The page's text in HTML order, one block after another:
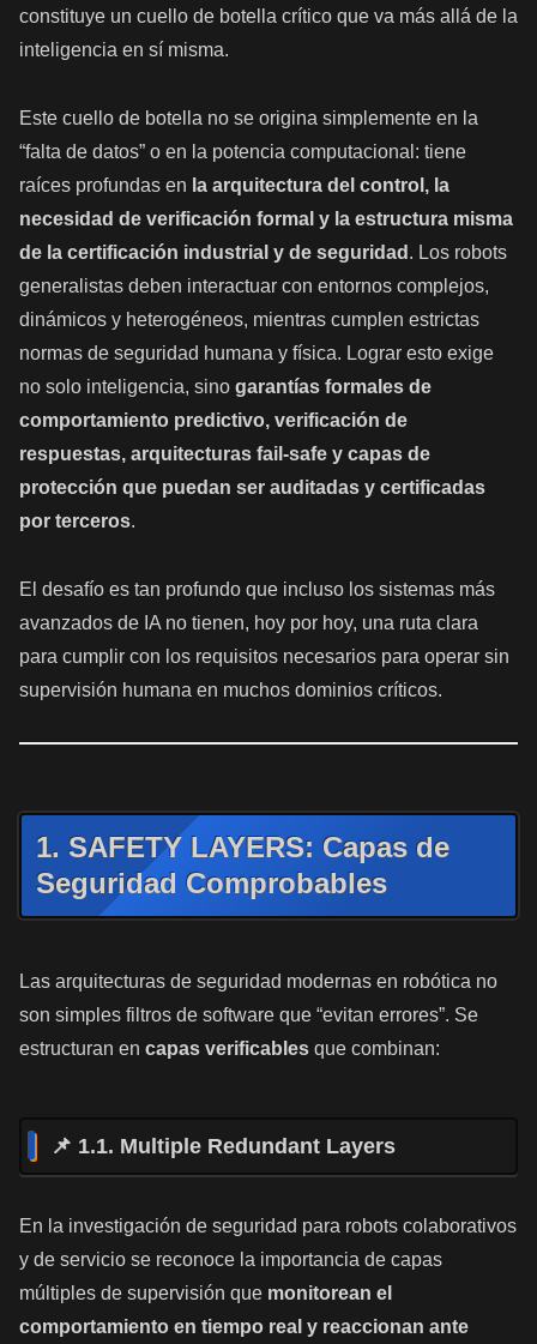
constituye un cuello de botella crítico que va más allá de la
inteligencia en sí misma.
Este cuello de botella no se origina simplemente en la
“falta de datos” o en la potencia computacional: tiene
raíces profundas en la arquitectura del control, la
necesidad de verificación formal y la estructura misma
de la certificación industrial y de seguridad . Los robots
generalistas deben interactuar con entornos complejos,
dinámicos y heterogéneos, mientras cumplen estrictas
normas de seguridad humana y física. Lograr esto exige
no solo inteligencia, sino garantías formales de
comportamiento predictivo, verificación de
respuestas, arquitecturas fail-safe y capas de
protección que puedan ser auditadas y certificadas
por terceros.
El desafío es tan profundo que incluso los sistemas más
avanzados de IA no tienen, hoy por hoy, una ruta clara
para cumplir con los requisitos necesarios para operar sin
supervisión humana en muchos dominios críticos.
1. SAFETY LAYERS: Capas de
Seguridad Comprobables
Las arquitecturas de seguridad modernas en robótica no
son simples filtros de software que “evitan errores”. Se
estructuran en capas verificables que combinan:
📌 1.1. Multiple Redundant Layers
En la investigación de seguridad para robots colaborativos
y de servicio se reconoce la importancia de capas
múltiples de supervisión que monitorean el
comportamiento en tiempo real y reaccionan ante